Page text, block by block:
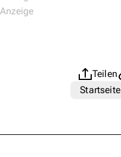
Teilen
Startseite